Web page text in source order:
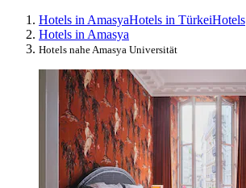
Hotels in AmasyaHotels in TürkeiHotels
Hotels in Amasya
Hotels nahe Amasya Universität